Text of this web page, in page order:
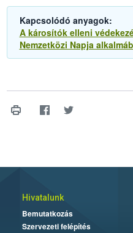
Kapcsolódó anyagok:
A károsítók elleni
Nemzetközi Napja
Hivatalunk
Bemutatkozás
Szervezeti felépítés